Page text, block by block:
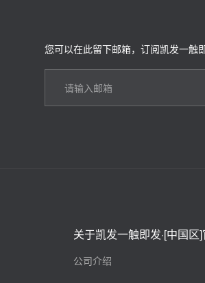
您可以在此留下邮箱，订阅凯发一
关于凯发一触即发·[中国区
公司介绍